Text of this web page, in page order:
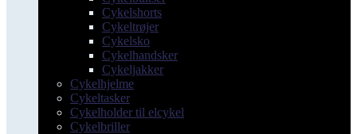
Cykelshorts
Cykeltrøjer
Cykelsko
Cykelhandsker
Cykeljakker
Cykelhjelme
Cykeltasker
Cykelholder til elcykel
Cykelbriller